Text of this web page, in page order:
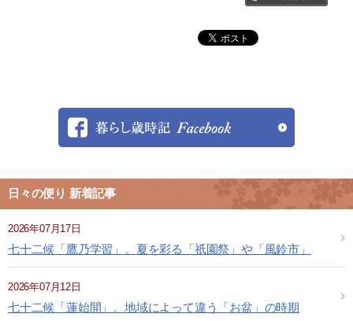
日々の便り 新着記事
2026年07月17日
七十二候「鷹乃学習」。夏を彩る「祇園祭」や「風鈴市」
2026年07月12日
七十二候「蓮始開」。地域によって違う「お盆」の時期